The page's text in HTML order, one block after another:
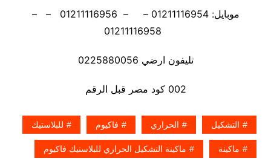
موبايل: 01211116954 – – 01211116956 – –
تليفون ارضي 0225880056
002 كود مصر قبل الرقم
التشكيل الحراري فاكيوم للبلاستيك
ماكينة ماكينة التشكيل الحراري للبلاستيك فاكيوم